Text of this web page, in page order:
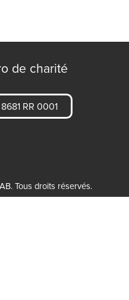
de charité
RR 0001
Tous droits réservés.